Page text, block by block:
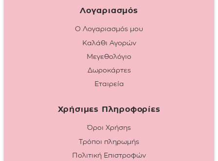
Λογαριασμός
Ο Λογαριασμός μου
Καλάθι Αγορών
Μεγεθολόγιο
Δωροκάρτες
Εταιρεία
Χρήσιμες Πληροφορίες
Όροι Χρήσης
Τρόποι πληρωμής
Πολιτική Επιστροφών